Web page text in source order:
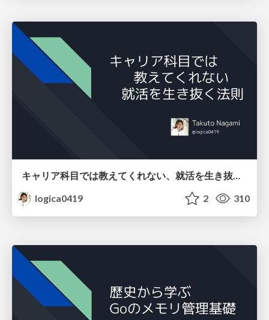
キャリア科目では教えてくれない、就活を生き抜く法則
logica0419
2 310